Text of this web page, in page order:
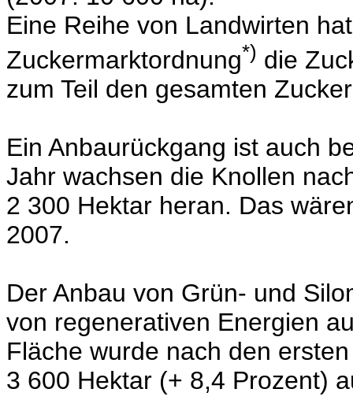
Eine Reihe von Landwirten
Zuckermarktordnung*) die
zum Teil den gesamten
Ein Anbaurückgang ist auch
Jahr wachsen die Knollen
2 300 Hektar heran. Das
2007.
Der Anbau von Grün- und
von regenerativen Energien
Fläche wurde nach den
3 600 Hektar (+ 8,4 Prozent)